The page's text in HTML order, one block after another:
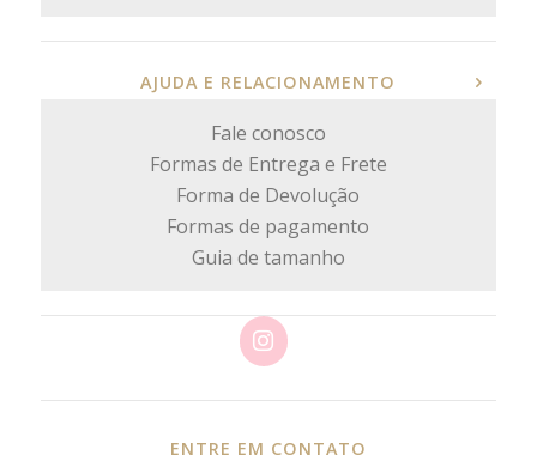
AJUDA E RELACIONAMENTO
Fale conosco
Formas de Entrega e Frete
Forma de Devolução
Formas de pagamento
Guia de tamanho
ENTRE EM CONTATO